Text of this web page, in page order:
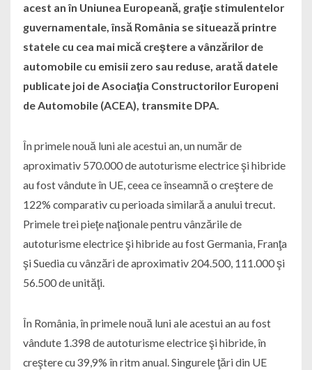
acest an în Uniunea Europeană, graţie stimulentelor
guvernamentale, însă România se situează printre
statele cu cea mai mică creştere a vânzărilor de
automobile cu emisii zero sau reduse, arată datele
publicate joi de Asociaţia Constructorilor Europeni
de Automobile (ACEA), transmite DPA.
În primele nouă luni ale acestui an, un număr de
aproximativ 570.000 de autoturisme electrice şi hibride
au fost vândute în UE, ceea ce înseamnă o creştere de
122% comparativ cu perioada similară a anului trecut.
Primele trei pieţe naţionale pentru vânzările de
autoturisme electrice şi hibride au fost Germania, Franţa
şi Suedia cu vânzări de aproximativ 204.500, 111.000 şi
56.500 de unităţi.
În România, în primele nouă luni ale acestui an au fost
vândute 1.398 de autoturisme electrice şi hibride, în
creştere cu 39,9% în ritm anual. Singurele ţări din UE